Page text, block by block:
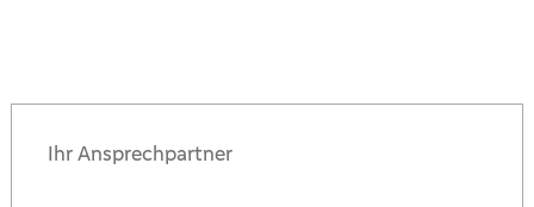
Ihr Ansprechpartner